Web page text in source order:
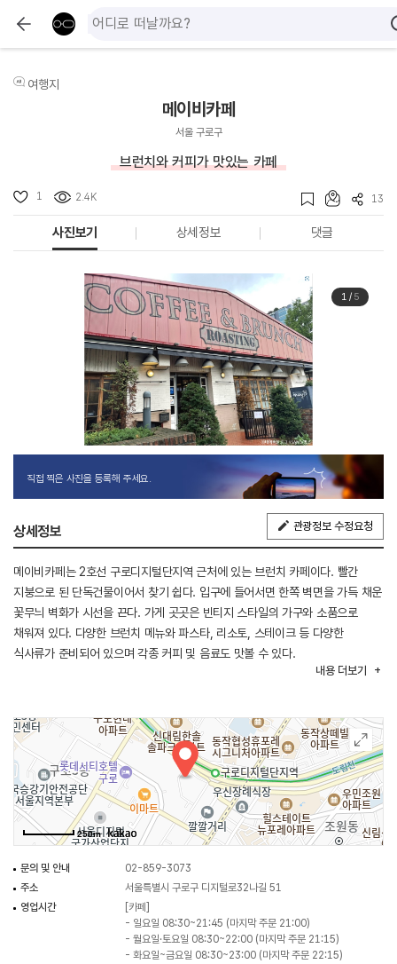
여행지
메이비카페
서울 구로구
브런치와 커피가 맛있는 카페
1 2.4K 13
사진보기 상세정보 댓글
1/ 5
직접 찍은 사진을 등록해 주세요.
상세정보 관광정보 수정요청
메이비카페는 2호선 구로디지털단지역 근처에 있는 브런치 카페이다. 빨간
지붕으로 된 단독건물이어서 찾기 쉽다. 입구에 들어서면 한쪽 벽면을 가득 채운
꽃무늬 벽화가 시선을 끈다. 가게 곳곳은 빈티지 스타일의 가구와 소품으로
채워져 있다. 다양한 브런치 메뉴와 파스타, 리소토, 스테이크 등 다양한
식사류가 준비되어 있으며 각종 커피 및 음료도 맛볼 수 있다.
내용 더보기
250m
문의 및 안내
02-859-3073
주소
서울특별시 구로구 디지털로32나길 51
영업시간
[카페]
- 일요일 08:30~21:45 (마지막 주문 21:00)
- 월요일·토요일 08:30~22:00 (마지막 주문 21:15)
- 화요일~금요일 08:30~23:00 (마지막 주문 22:15)